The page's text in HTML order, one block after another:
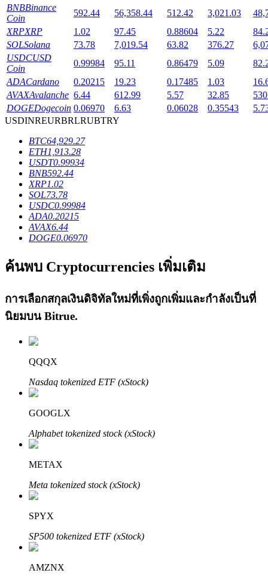
เงินกู้
บริการยืมเงินที่ได้รับการสนับสนุนจาก Crypto
คว้าผลกำไรระยะยาวและผลประโยชน์ที่ยืดหยุ่น
Bitrue
พันธมิตร Bitrue
BNBBinance
Coin
592.44 56,358.44 512.42 3,021.03
XRPXRP 1.02 97.45 0.88604 5.22
SOLSolana 73.78 7,019.54 63.82 376.27
USDCUSD
Coin
0.99984 95.11 0.86479 5.09
ADACardano 0.20215 19.23 0.17485 1.03
AVAXAvalanche 6.44 612.99 5.57 32.85
DOGEDogecoin 0.06970 6.63 0.06028 0.35543
USDINREURBRLRUBTRY
BTC64,929.27
ETH1,913.28
USDT0.99934
BNB592.44
XRP1.02
SOL73.78
USDC0.99984
ADA0.20215
AVAX6.44
DOGE0.06970
ค้นพบ Cryptocurrencies เพิ่มเติม
การเลือกสกุลเงินดิจิทัลใหม่ที่เพิ่งถูกเพิ่มและกำลังเป็นที่
นิยมบน Bitrue.
QQQX
Nasdaq tokenized ETF (xStock)
GOOGLX
Alphabet tokenized stock (xStock)
METAX
Meta tokenized stock (xStock)
SPYX
SP500 tokenized ETF (xStock)
AMZNX